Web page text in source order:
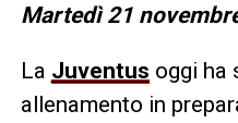
Martedì 21
La Juventus oggi ha
allenamento in